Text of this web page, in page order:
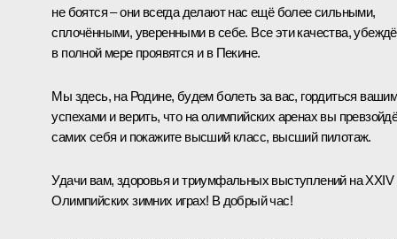
не боятся – они всегда делают нас ещё более сильными,
сплочёнными, уверенными в себе. Все эти качества,
в полной мере проявятся и в Пекине.
Мы здесь, на Родине, будем болеть за вас, гордиться
успехами и верить, что на олимпийских аренах вы
самих себя и покажите высший класс, высший пилотаж.
Удачи вам, здоровья и триумфальных выступлений на XXIV
Олимпийских зимних играх! В добрый час!